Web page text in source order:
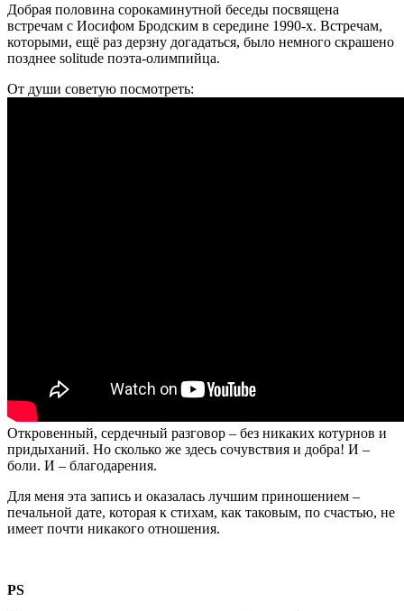
Добрая половина сорокаминутной беседы посвящена
встречам с Иосифом Бродским в середине 1990-х. Встречам,
которыми, ещё раз дерзну догадаться, было немного скрашено
позднее solitude поэта-олимпийца.
От души советую посмотреть:
Откровенный, сердечный разговор – без никаких котурнов и
придыханий. Но сколько же здесь сочувствия и добра! И –
боли. И – благодарения.
Для меня эта запись и оказалась лучшим приношением –
печальной дате, которая к стихам, как таковым, по счастью, не
имеет почти никакого отношения.
PS